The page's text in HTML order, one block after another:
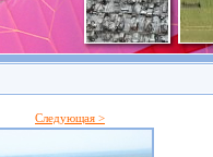
Следующая >